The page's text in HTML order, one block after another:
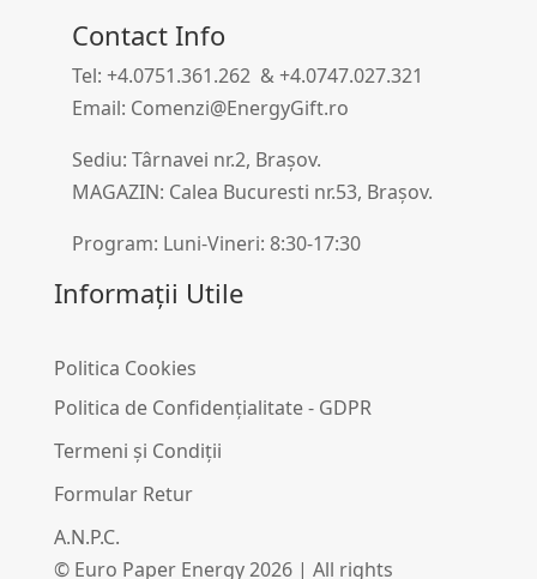
Contact Info
Tel: +4.0751.361.262 & +4.0747.027.321
Email: Comenzi@EnergyGift.ro
Sediu: Târnavei nr.2, Brașov.
MAGAZIN: Calea Bucuresti nr.53, Brașov.
Program: Luni-Vineri: 8:30-17:30
Informații Utile
Politica Cookies
Politica de Confidențialitate - GDPR
Termeni și Condiții
Formular Retur
A.N.P.C.
© Euro Paper Energy 2026 | All rights